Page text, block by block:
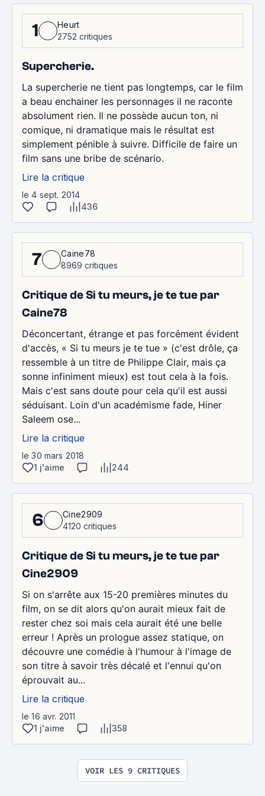
1
Heurt
2752 critiques
Supercherie.
La supercherie ne tient pas longtemps, car le film
a beau enchainer les personnages il ne raconte
absolument rien. Il ne possède aucun ton, ni
comique, ni dramatique mais le résultat est
simplement pénible à suivre. Difficile de faire un
film sans une bribe de scénario.
Lire la critique
le 4 sept. 2014
436
7
Caine78
8969 critiques
Critique de Si tu meurs, je te tue par
Caine78
Déconcertant, étrange et pas forcément évident
d'accès, « Si tu meurs je te tue » (c'est drôle, ça
ressemble à un titre de Philippe Clair, mais ça
sonne infiniment mieux) est tout cela à la fois.
Mais c'est sans doute pour cela qu'il est aussi
séduisant. Loin d'un académisme fade, Hiner
Saleem ose...
Lire la critique
le 30 mars 2018
1 j'aime
244
6
Cine2909
4120 critiques
Critique de Si tu meurs, je te tue par
Cine2909
Si on s'arrête aux 15-20 premières minutes du
film, on se dit alors qu'on aurait mieux fait de
rester chez soi mais cela aurait été une belle
erreur ! Après un prologue assez statique, on
découvre une comédie à l'humour à l'image de
son titre à savoir très décalé et l'ennui qu'on
éprouvait au...
Lire la critique
le 16 avr. 2011
1 j'aime
358
VOIR LES 9 CRITIQUES